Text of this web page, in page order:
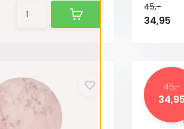
45,-
34,95
45,-
34,95